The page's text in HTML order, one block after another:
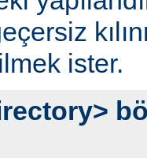
ister.